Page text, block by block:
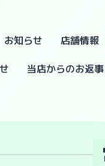
お知らせ 店舗情報
当店からのお返